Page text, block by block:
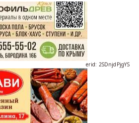
erid: 2SDnjdvhGXG